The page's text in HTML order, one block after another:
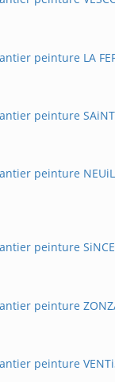
peinture LA
peinture
peinture
peinture
peinture
peinture